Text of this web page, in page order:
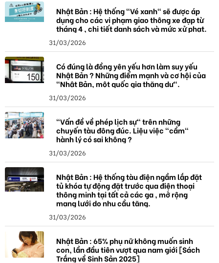
a
Nhật Bản : Hệ thống "Vé xanh" sẽ được áp
dụng cho các vi phạm giao thông xe đạp từ
tháng 4 , chi tiết danh sách và mức xử phạt.
31/03/2026
Có đúng là đồng yên yếu hơn làm suy yếu
Nhật Bản ? Những điểm mạnh và cơ hội của
"Nhật Bản, một quốc gia thặng dư".
31/03/2026
"Vấn đề về phép lịch sự" trên những
chuyến tàu đông đúc. Liệu việc "cầm"
hành lý có sai không ?
31/03/2026
Nhật Bản : Hệ thống tàu điện ngầm lắp đặt
tủ khóa tự động đặt trước qua điện thoại
thông minh tại tất cả các ga , mở rộng
mạng lưới do nhu cầu tăng.
31/03/2026
Nhật Bản : 65% phụ nữ không muốn sinh
con, lần đầu tiên vượt qua nam giới [Sách
Trắng về Sinh Sản 2025]